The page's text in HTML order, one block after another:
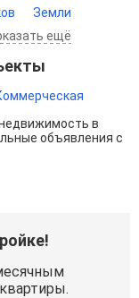
Земли
ещё
в
объявления с